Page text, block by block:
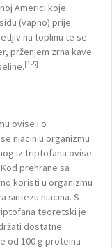
Americi koje
(vapno) prije
na toplinu te se
prženjem zrna kave
[1-5]
ovise i o
niacin u organizmu
iz triptofana ovise
prehrane sa
koristi u organizmu
sintezu niacina. S
teoretski je
dostatne
od 100 g proteina